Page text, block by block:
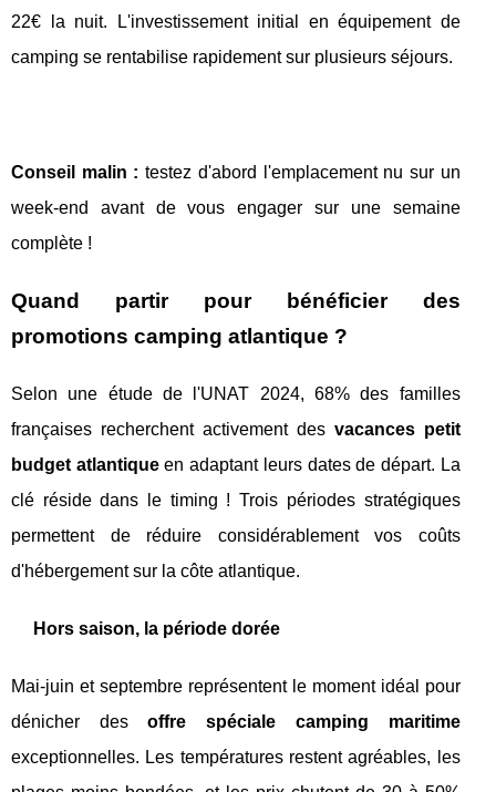
22€ la nuit. L'investissement initial en équipement de
camping se rentabilise rapidement sur plusieurs séjours.
Conseil malin : testez d'abord l'emplacement nu sur un
week-end avant de vous engager sur une semaine
complète !
Quand partir pour bénéficier des
promotions camping atlantique ?
Selon une étude de l'UNAT 2024, 68% des familles
françaises recherchent activement des vacances petit
budget atlantiqueen adaptant leurs dates de départ. La
clé réside dans le timing ! Trois périodes stratégiques
permettent de réduire considérablement vos coûts
d'hébergement sur la côte atlantique.
Hors saison, la période dorée
Mai-juin et septembre représentent le moment idéal pour
dénicher desoffre spéciale camping maritime
exceptionnelles. Les températures restent agréables, les